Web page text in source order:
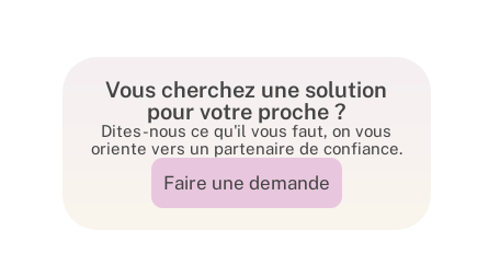
Vous cherchez une solution
pour votre proche ?
Dites-nous ce qu'il vous faut, on vous
oriente vers un partenaire de confiance.
Faire une demande